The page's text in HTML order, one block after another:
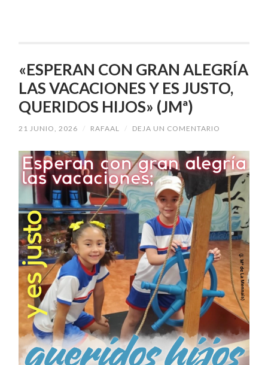
«ESPERAN CON GRAN ALEGRÍA
LAS VACACIONES Y ES JUSTO,
QUERIDOS HIJOS» (JMª)
21 JUNIO, 2026 / RAFAAL / DEJA UN COMENTARIO